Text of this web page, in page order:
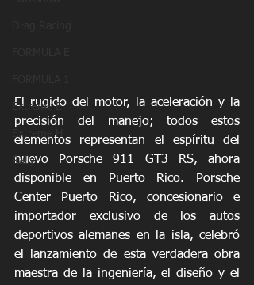
Extreme E
Extreme H
Rally
El rugido del motor, la aceleración y la
precisión del manejo; todos estos
elementos representan el espíritu del
nuevo Porsche 911 GT3 RS, ahora
disponible en Puerto Rico. Porsche
Center Puerto Rico, concesionario e
importador exclusivo de los autos
deportivos alemanes en la isla, celebró
el lanzamiento de esta verdadera obra
maestra de la ingeniería, el diseño y el